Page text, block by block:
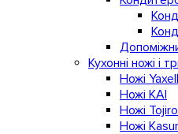
Кухонні ножі і
Ножі Yaxell
Ножі KAI
Ножі Tojiro
Ножі